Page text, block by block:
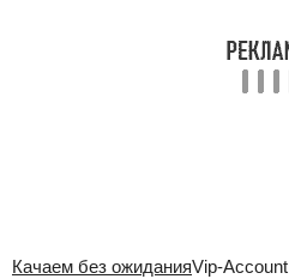
Качаем без ожиданияVip-Account